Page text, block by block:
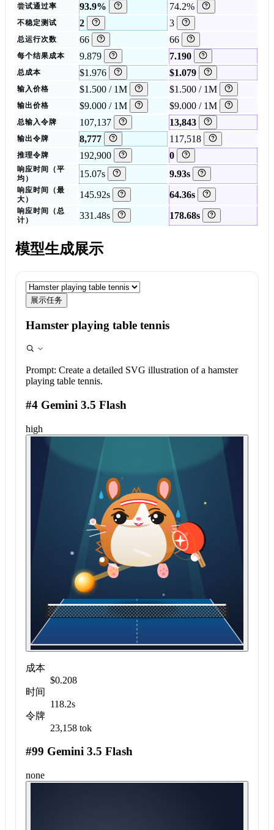
尝试通过率 93.9% 74.2%
不稳定测试 2 3
总运行次数 66 66
每个结果成本 9.879 7.190
总成本 $1.976 $1.079
输入价格 $1.500 / 1M $1.500 / 1M
输出价格 $9.000 / 1M $9.000 / 1M
总输入令牌 107,137 13,843
输出令牌 8,777 117,518
推理令牌 192,900 0
响应时间（平
均）
15.07s 9.93s
响应时间（最
大）
145.92s 64.36s
响应时间（总
计）
331.48s 178.68s
模型生成展示
展示任务
Hamster playing table tennis
Prompt: Create a detailed SVG illustration of a hamster
playing table tennis.
#4 Gemini 3.5 Flash
high
成本
$0.208
时间
118.2s
令牌
23,158 tok
#99 Gemini 3.5 Flash
none